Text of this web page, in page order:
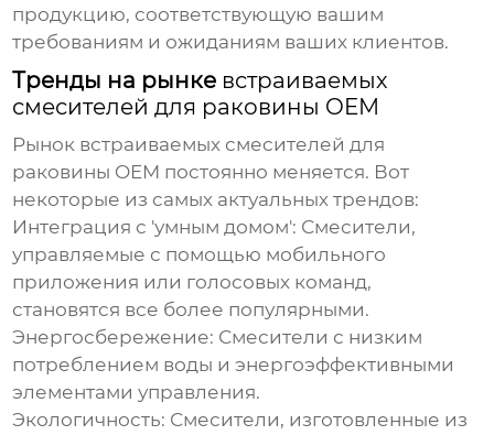
продукцию, соответствующую вашим
требованиям и ожиданиям ваших клиентов.
Тренды на рынке встраиваемых
смесителей для раковины OEM
Рынок встраиваемых смесителей для
раковины OEM постоянно меняется. Вот
некоторые из самых актуальных трендов:
Интеграция с 'умным домом': Смесители,
управляемые с помощью мобильного
приложения или голосовых команд,
становятся все более популярными.
Энергосбережение: Смесители с низким
потреблением воды и энергоэффективными
элементами управления.
Экологичность: Смесители, изготовленные из